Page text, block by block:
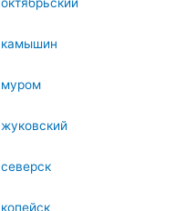
камышин
муром
жуковский
северск
копейск